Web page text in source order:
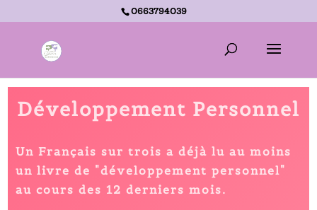
0663794039
Développement Personnel
Un Français sur trois a déjà lu au moins
un livre de "développement personnel"
au cours des 12 derniers mois.